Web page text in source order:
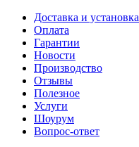
Доставка и установка
Оплата
Гарантии
Новости
Производство
Отзывы
Полезное
Услуги
Шоурум
Вопрос-ответ